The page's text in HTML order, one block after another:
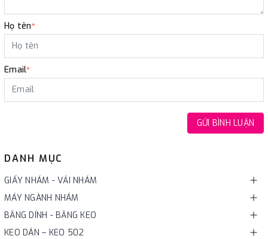
DANH MỤC
GIẤY NHÁM - VẢI NHÁM
MÁY NGÀNH NHÁM
BĂNG DÍNH - BĂNG KEO
KEO DÁN – KEO 502
Họ tên*
Email*
GỬI BÌNH LUẬN